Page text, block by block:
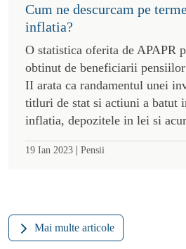
Cum ne descurcam pe
inflatia?
O statistica oferita de APAPR
obtinut de beneficiarii
II arata ca randamentul unei
titluri de stat si actiuni a batut
inflatia, depozitele in lei si
19 Ian 2023 | Pensii
Mai multe articole